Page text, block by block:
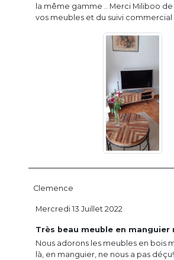
la même gamme .. Merci Miliboo
vos meubles et du suivi commercial
Clemence
Très beau meuble en manguier
Nous adorons les meubles en bois
là, en manguier, ne nous a pas
Mercredi 13 Juillet 2022